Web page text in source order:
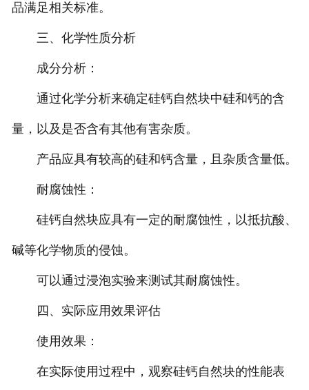
品满足相关标准。
三、化学性质分析
成分分析：
通过化学分析来确定硅钙自然块中硅和钙的含
量，以及是否含有其他有害杂质。
产品应具有较高的硅和钙含量，且杂质含量低。
耐腐蚀性：
硅钙自然块应具有一定的耐腐蚀性，以抵抗酸、
碱等化学物质的侵蚀。
可以通过浸泡实验来测试其耐腐蚀性。
四、实际应用效果评估
使用效果：
在实际使用过程中，观察硅钙自然块的性能表